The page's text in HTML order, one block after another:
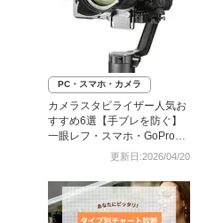
PC・スマホ・カメラ
カメラスタビライザー人気お
すすめ6選【手ブレを防ぐ】
一眼レフ・スマホ・GoPro対
更新日:2026/04/20